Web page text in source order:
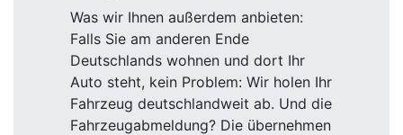
Was wir Ihnen außerdem anbieten:
Falls Sie am anderen Ende
Deutschlands wohnen und dort Ihr
Auto steht, kein Problem: Wir holen Ihr
Fahrzeug deutschlandweit ab. Und die
Fahrzeugabmeldung? Die übernehmen